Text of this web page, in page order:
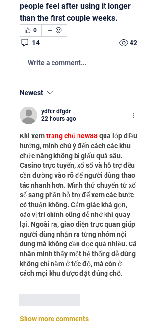
people feel after using it longer
than the first couple weeks.
0
14 42
Write a comment...
Newest
ydfdr dfgdr
22 hours ago
Khi xem trang chủ new88 qua lớp điều
hướng, mình chú ý đến cách các khu
chức năng không bị giấu quá sâu.
Casino trực tuyến, xổ số và hỗ trợ đều
cần đường vào rõ để người dùng thao
tác nhanh hơn. Mình thử chuyển từ xổ
số sang phần hỗ trợ để xem các bước
có thuận không. Cảm giác khá gọn,
các vị trí chính cũng dễ nhớ khi quay
lại. Ngoài ra, giao diện trực quan giúp
người dùng nhận ra từng nhóm nội
dung mà không cần đọc quá nhiều. Cá
nhân mình thấy một hệ thống dễ dùng
không chỉ nằm ở tốc độ, mà còn ở
cách mọi khu được đặt đúng chỗ.
Show more comments